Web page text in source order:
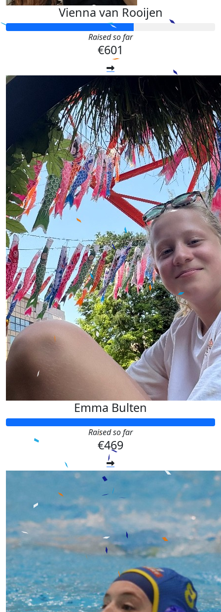
Vienna van Rooijen
Raised so far
€601
Emma Bulten
Raised so far
€469